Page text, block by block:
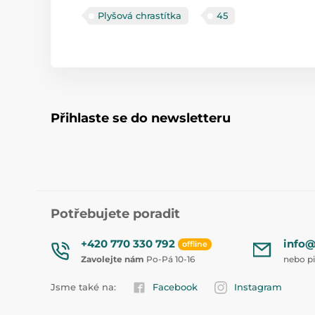
Plyšová chrastítka 45
Přihlaste se do newsletteru
Potřebujete poradit
+420 770 330 792 offline
Zavolejte nám Po-Pá 10-16 nebo
Jsme také na: Facebook Instagram